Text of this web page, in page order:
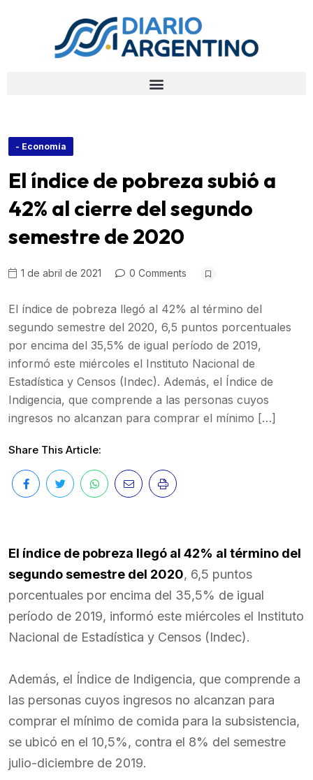
- Economía
El índice de pobreza subió a
42% al cierre del segundo
semestre de 2020
1 de abril de 2021 0 Comments
El índice de pobreza llegó al 42% al término del
segundo semestre del 2020, 6,5 puntos porcentuales
por encima del 35,5% de igual período de 2019,
informó este miércoles el Instituto Nacional de
Estadística y Censos (Indec). Además, el Índice de
Indigencia, que comprende a las personas cuyos
ingresos no alcanzan para comprar el mínimo […]
Share This Article:
El índice de pobreza llegó al 42% al término del
segundo semestre del 2020, 6,5 puntos
porcentuales por encima del 35,5% de igual
período de 2019, informó este miércoles el Instituto
Nacional de Estadística y Censos (Indec).
Además, el Índice de Indigencia, que comprende a
las personas cuyos ingresos no alcanzan para
comprar el mínimo de comida para la subsistencia,
se ubicó en el 10,5%, contra el 8% del semestre
julio-diciembre de 2019.